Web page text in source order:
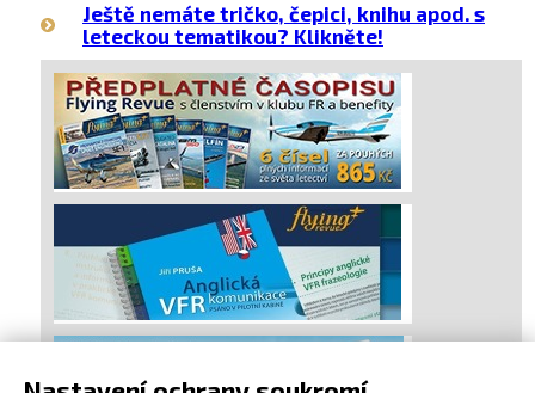
Ještě nemáte tričko, čepici, knihu apod. s
leteckou tematikou? Klikněte!